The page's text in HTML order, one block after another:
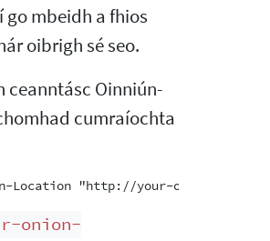
mbeidh a fhios
oibrigh sé seo.
ceanntásc Oinniún-
cumraíochta
onion-